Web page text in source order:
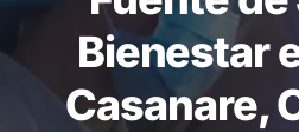
Bienestar
Casanare,